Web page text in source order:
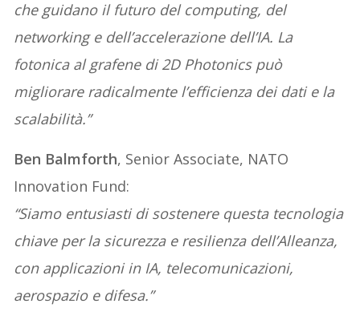
che guidano il futuro del computing, del
networking e dell’accelerazione dell’IA. La
fotonica al grafene di 2D Photonics può
migliorare radicalmente l’efficienza dei dati e la
scalabilità.”
Ben Balmforth, Senior Associate, NATO
Innovation Fund:
“Siamo entusiasti di sostenere questa tecnologia
chiave per la sicurezza e resilienza dell’Alleanza,
con applicazioni in IA, telecomunicazioni,
aerospazio e difesa.”